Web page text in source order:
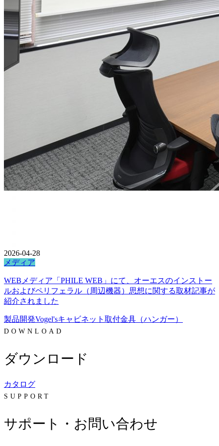
2026-04-28
メディア
WEBメディア「PHILE WEB」にて、オーエスのインストー
ルおよびペリフェラル（周辺機器）思想に関する取材記事が
紹介されました
製品開発Vogel'sキャビネット 取付金具（ハンガー）
DOWNLOAD
ダウンロード
カタログ
SUPPORT
サポート・お問い合わせ